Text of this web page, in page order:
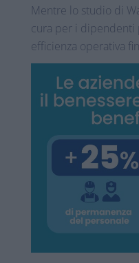
Mentre lo studio di
cura per i dipendenti
efficienza operativa